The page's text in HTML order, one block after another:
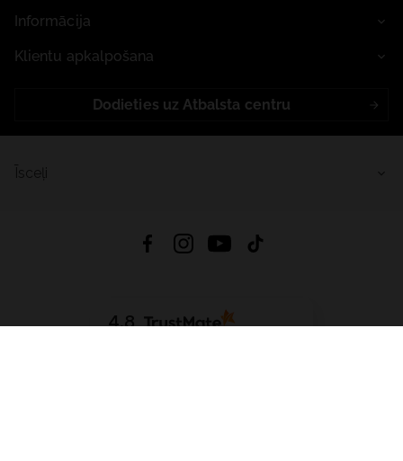
Informācija
Klientu apkalpošana
Dodieties uz Atbalsta centru
4.8